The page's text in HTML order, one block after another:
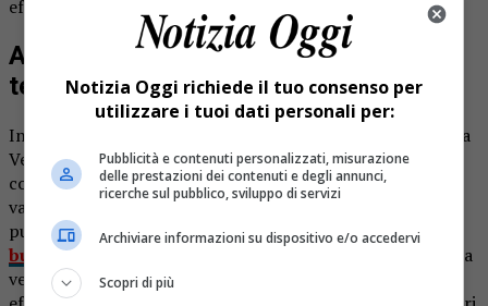
effettivamente sconvolto per via dei problemi economici.
Allarme al ponte della Pistolesa: si
temeva un tentativo di suicidio
Intervento dei carabinieri oggi al ponte della Pistolesa, tra
Veglio e Valdilana. Era partita una segnalazione per il
comportamento sospetto di una persona che stava
vagando sul lungo viadotto. Essendo un tratto dove
purtroppo giàin parecchi hanno voluto farla finita
buttandosi nel vuoto
, i militari si sono precipitati per una
verifica. L’uomo era un 35enne del Vercellese,
Notizia Oggi richiede il tuo consenso per
utilizzare i tuoi dati personali per:
Pubblicità e contenuti personalizzati, misurazione
delle prestazioni dei contenuti e degli annunci,
ricerche sul pubblico, sviluppo di servizi
Archiviare informazioni su dispositivo e/o accedervi
Scopri di più